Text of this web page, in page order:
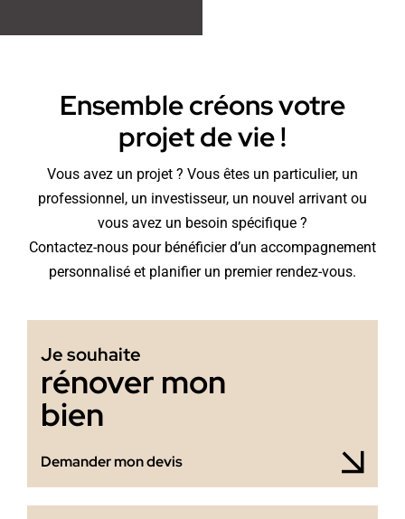
Ensemble créons votre
projet de vie !
Vous avez un projet ? Vous êtes un particulier, un
professionnel, un investisseur, un nouvel arrivant ou
vous avez un besoin spécifique ?
Contactez-nous pour bénéficier d’un accompagnement
personnalisé et planifier un premier rendez-vous.
Je souhaite
rénover mon
bien
Demander mon devis